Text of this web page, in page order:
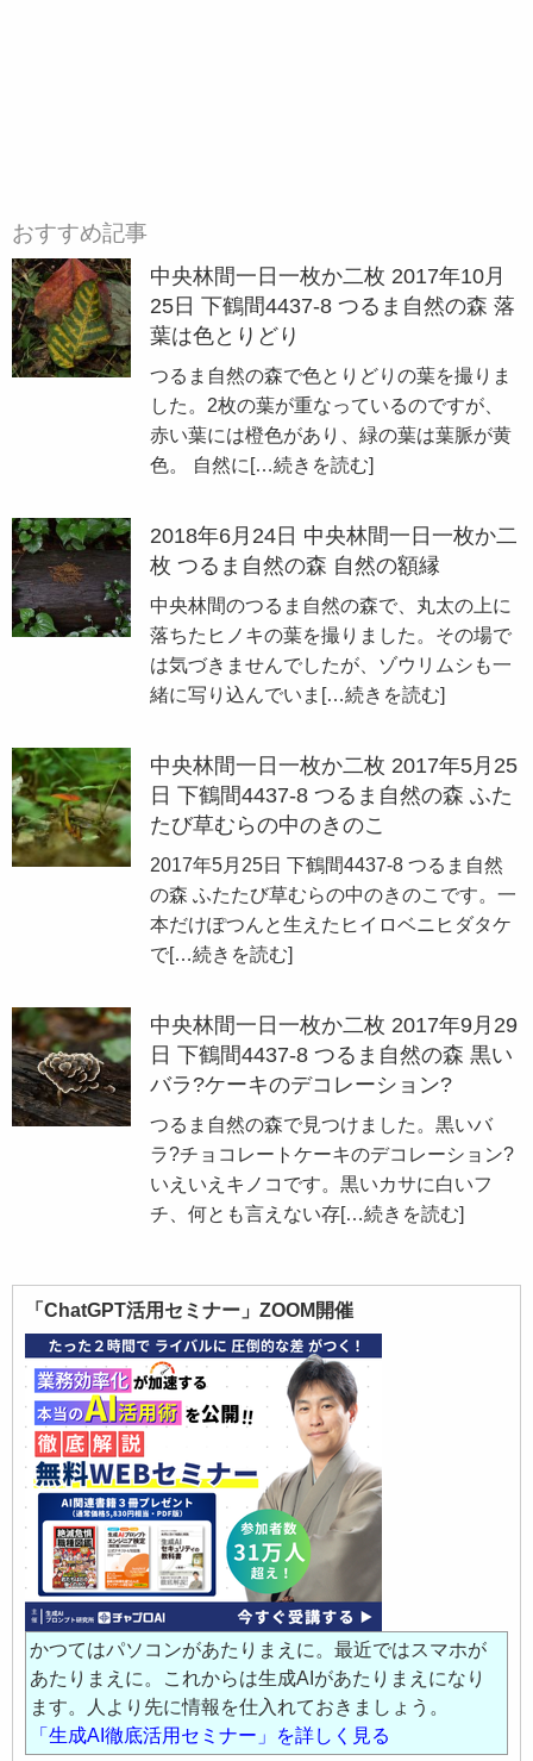
おすすめ記事
中央林間一日一枚か二枚 2017年10月
25日 下鶴間4437-8 つるま自然の森 落
葉は色とりどり
つるま自然の森で色とりどりの葉を撮りま
した。2枚の葉が重なっているのですが、
赤い葉には橙色があり、緑の葉は葉脈が黄
色。 自然に […続きを読む]
2018年6月24日 中央林間一日一枚か二
枚 つるま自然の森 自然の額縁
中央林間のつるま自然の森で、丸太の上に
落ちたヒノキの葉を撮りました。その場で
は気づきませんでしたが、ゾウリムシも一
緒に写り込んでいま […続きを読む]
中央林間一日一枚か二枚 2017年5月25
日 下鶴間4437-8 つるま自然の森 ふた
たび草むらの中のきのこ
2017年5月25日 下鶴間4437-8 つるま自然
の森 ふたたび草むらの中のきのこです。一
本だけぽつんと生えたヒイロベニヒダタケ
で[…続きを読む]
中央林間一日一枚か二枚 2017年9月29
日 下鶴間4437-8 つるま自然の森 黒い
バラ?ケーキのデコレーション?
つるま自然の森で見つけました。黒いバ
ラ?チョコレートケーキのデコレーション?
いえいえキノコです。黒いカサに白いフ
チ、何とも言えない存[…続きを読む]
「ChatGPT活用セミナー」ZOOM開催
かつてはパソコンがあたりまえに。最近ではスマホが
あたりまえに。これからは生成AIがあたりまえになり
ます。人より先に情報を仕入れておきましょう。
「生成AI徹底活用セミナー」を詳しく見る